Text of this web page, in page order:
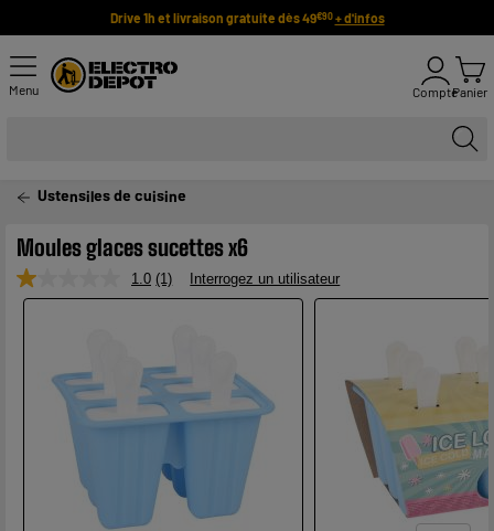
Drive 1h et livraison gratuite dès 49€90 + d'infos
Menu ComptePanier
Ustensiles de cuisine
Moules glaces sucettes x6
1.0 Lire
1
la
même
page.
(1) Interrogez un utilisateur